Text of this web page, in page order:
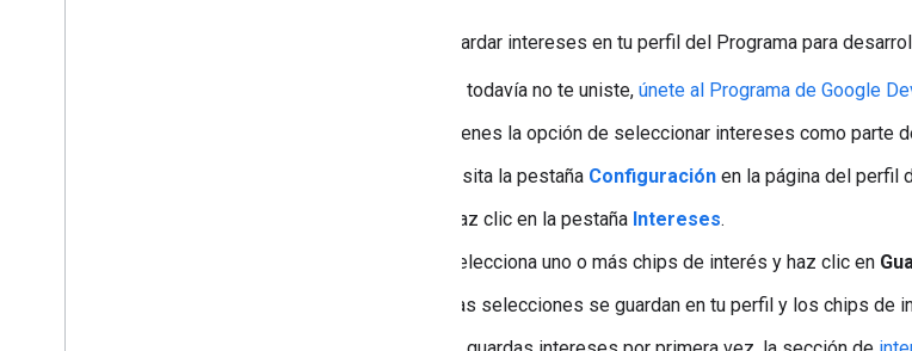
Para guardar intereses en tu perfil del Programa para
Si todavía no te uniste, únete al Programa de Google
Tienes la opción de seleccionar intereses como parte
Visita la pestaña Configuración en la página del perfil
Haz clic en la pestaña Intereses.
Selecciona uno o más chips de interés y haz clic en
Las selecciones se guardan en tu perfil y los chips de